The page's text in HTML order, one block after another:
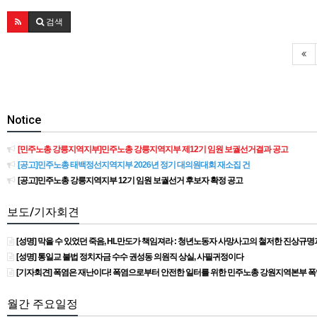
검색
Notice
[민주노총 강릉지역지부]민주노총 강릉지역지부 제12기 임원 보궐선거결과 공고
[공고]민주노총 태백정선지역지부 2026년 정기 대의원대회 재소집 건
[공고]민주노총 강릉지역지부 12기 임원 보궐선거 후보자 확정 공고
보도/기자회견
[성명] 막을 수 있었던 죽음, HL만도가 책임져라 : 청년노동자 사망사고의 철저한 진상규
[성명] 통일교 불법 정치자금 수수 권성동 의원직 상실, 사필귀정이다
[기자회견] 폭염은 재난이다! 폭염으로부터 안전한 일터를 위한 민주노총 강원지역본부
월간 주요일정